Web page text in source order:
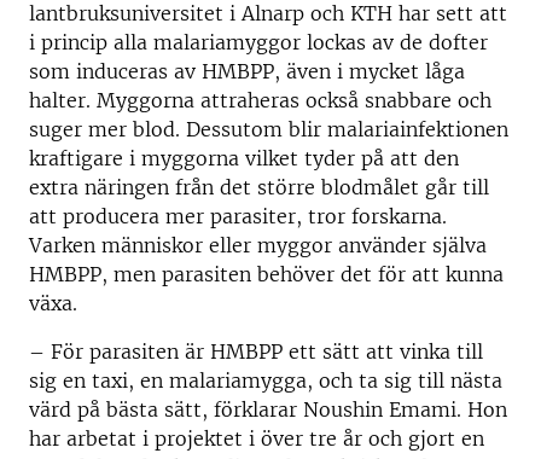
lantbruksuniversitet i Alnarp och KTH har sett att
i princip alla malariamyggor lockas av de dofter
som induceras av HMBPP, även i mycket låga
halter. Myggorna attraheras också snabbare och
suger mer blod. Dessutom blir malariainfektionen
kraftigare i myggorna vilket tyder på att den
extra näringen från det större blodmålet går till
att producera mer parasiter, tror forskarna.
Varken människor eller myggor använder själva
HMBPP, men parasiten behöver det för att kunna
växa.
– För parasiten är HMBPP ett sätt att vinka till
sig en taxi, en malariamygga, och ta sig till nästa
värd på bästa sätt, förklarar Noushin Emami. Hon
har arbetat i projektet i över tre år och gjort en